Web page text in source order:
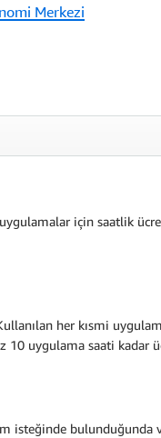
Merkezi
için saatlik
her kısmi
10 uygulama saati kadar
isteğinde bulunduğunda